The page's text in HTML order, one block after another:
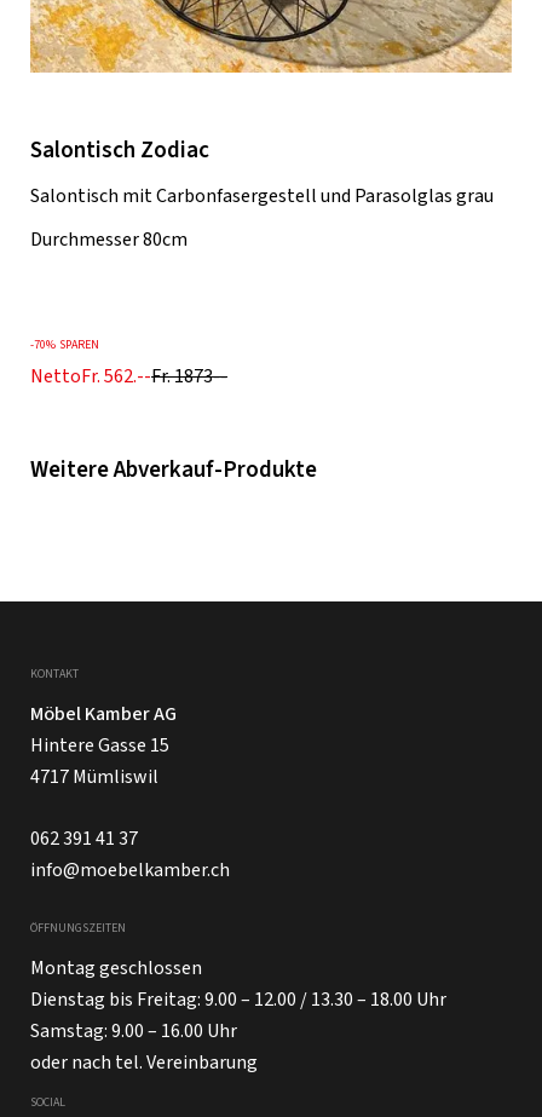
Salontisch Zodiac
Salontisch mit Carbonfasergestell und Parasolglas grau
Durchmesser 80cm
-70% SPAREN
NettoFr. 562.--Fr. 1873--
Weitere Abverkauf-Produkte
KONTAKT
Möbel Kamber AG
Hintere Gasse 15
4717 Mümliswil
062 391 41 37
info@moebelkamber.ch
ÖFFNUNGSZEITEN
Montag geschlossen
Dienstag bis Freitag: 9.00 – 12.00 / 13.30 – 18.00 Uhr
Samstag: 9.00 – 16.00 Uhr
oder nach tel. Vereinbarung
SOCIAL